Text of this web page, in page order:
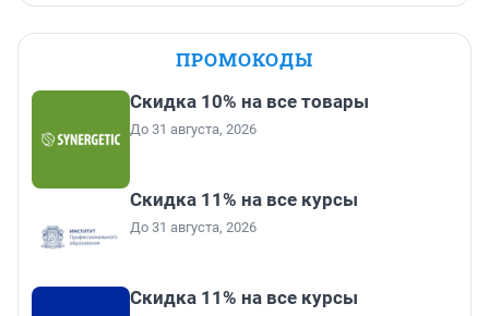
ПРОМОКОДЫ
Скидка 10% на все товары
До 31 августа, 2026
Скидка 11% на все курсы
До 31 августа, 2026
Скидка 11% на все курсы